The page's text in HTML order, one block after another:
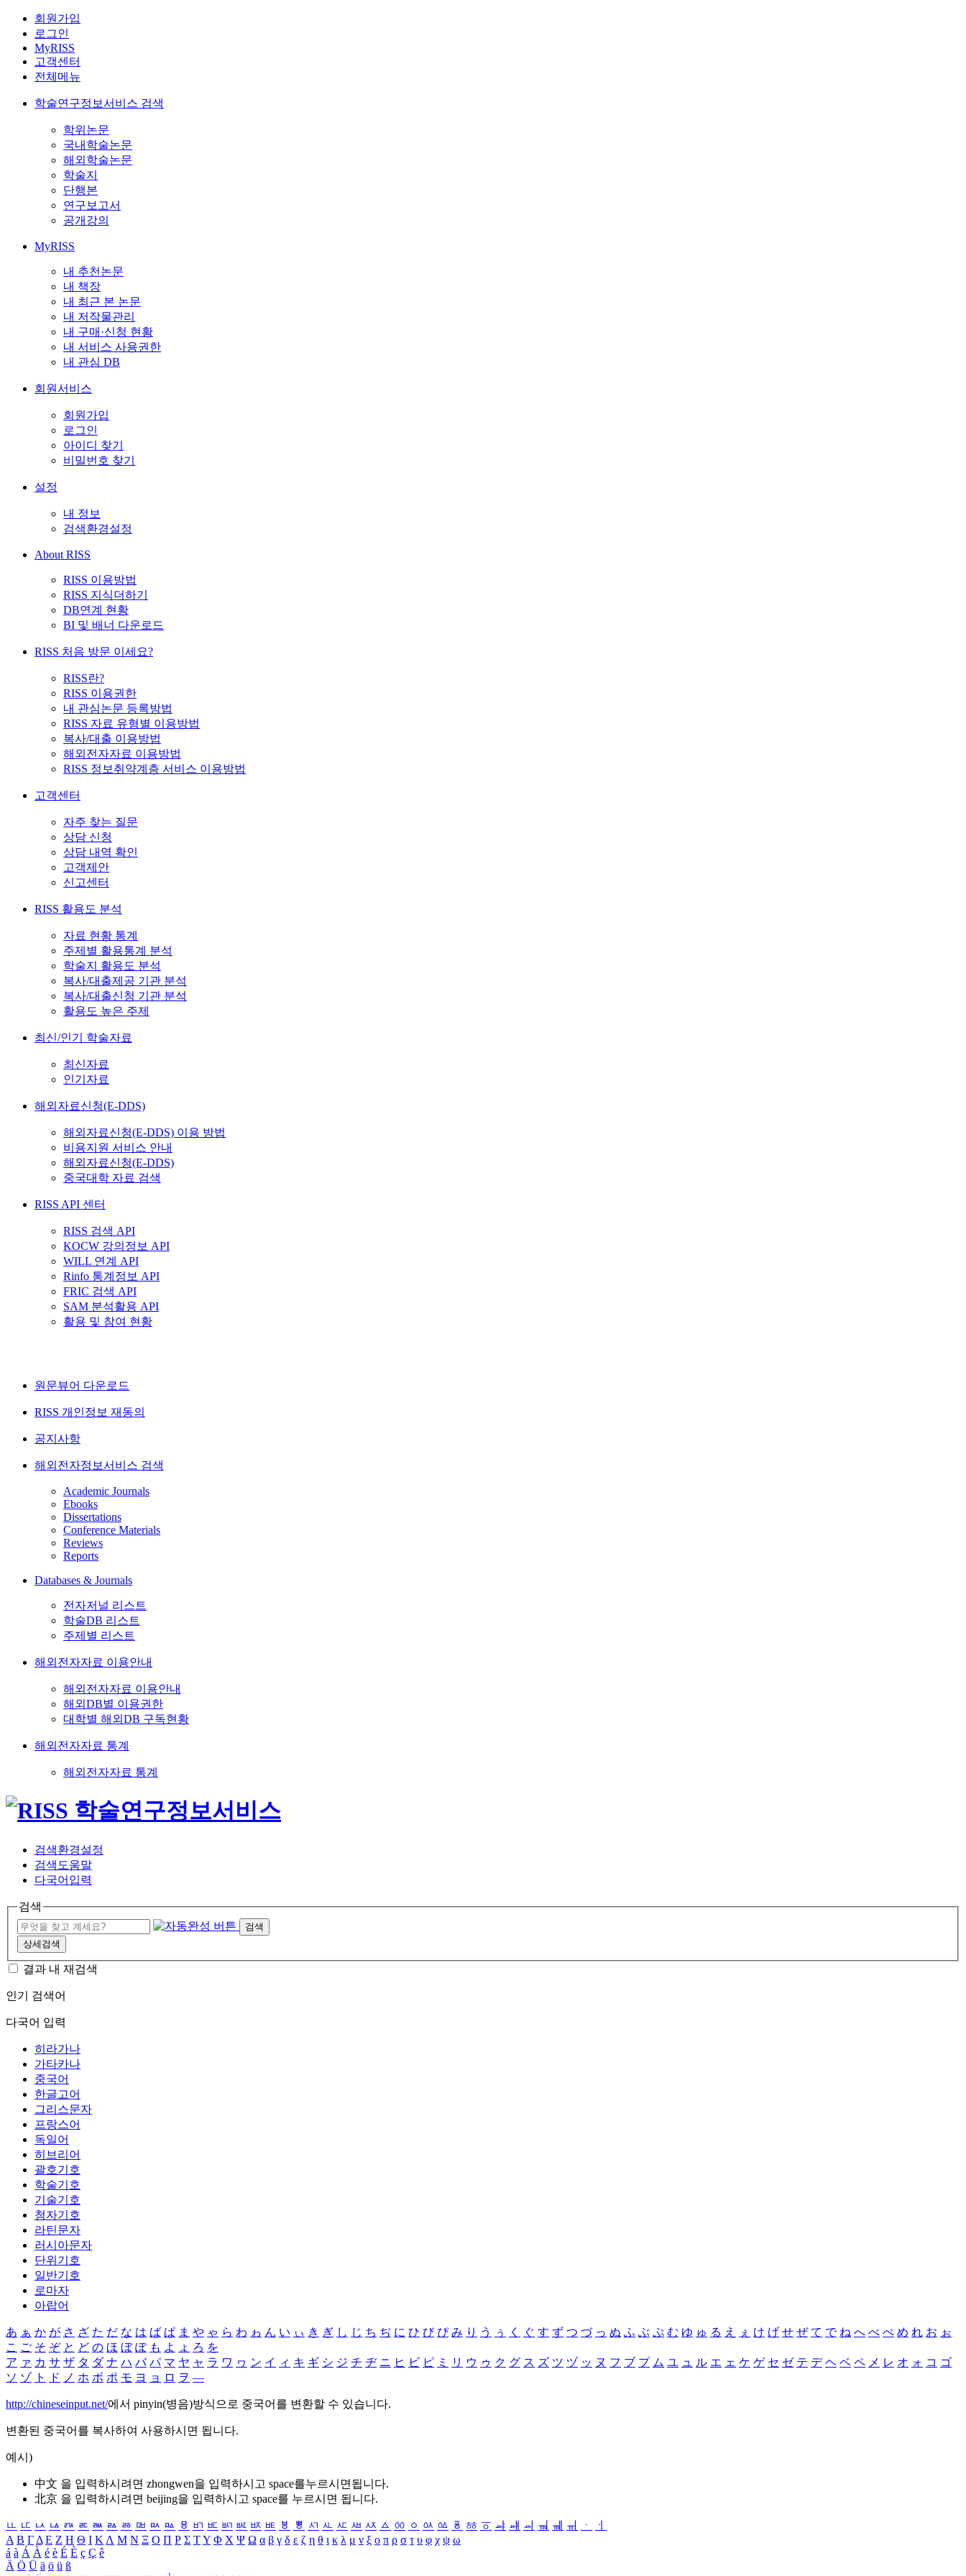
회원가입
로그인
MyRISS
고객센터
전체메뉴
학술연구정보서비스 검색
학위논문
국내학술논문
해외학술논문
학술지
단행본
연구보고서
공개강의
MyRISS
내 추천논문
내 책장
내 최근 본 논문
내 저작물관리
내 구매·신청 현황
내 서비스 사용권한
내 관심 DB
회원서비스
회원가입
로그인
아이디 찾기
비밀번호 찾기
설정
내 정보
검색환경설정
About RISS
RISS 이용방법
RISS 지식더하기
DB연계 현황
BI 및 배너 다운로드
RISS 처음 방문 이세요?
RISS란?
RISS 이용권한
내 관심논문 등록방법
RISS 자료 유형별 이용방법
복사/대출 이용방법
해외전자자료 이용방법
RISS 정보취약계층 서비스 이용방법
고객센터
자주 찾는 질문
상담 신청
상담 내역 확인
고객제안
신고센터
RISS 활용도 분석
자료 현황 통계
주제별 활용통계 분석
학술지 활용도 분석
복사/대출제공 기관 분석
복사/대출신청 기관 분석
활용도 높은 주제
최신/인기 학술자료
최신자료
인기자료
해외자료신청(E-DDS)
해외자료신청(E-DDS) 이용 방법
비용지원 서비스 안내
해외자료신청(E-DDS)
중국대학 자료 검색
RISS API 센터
RISS 검색 API
KOCW 강의정보 API
WILL 연계 API
Rinfo 통계정보 API
FRIC 검색 API
SAM 분석활용 API
활용 및 참여 현황
원문뷰어 다운로드
RISS 개인정보 재동의
공지사항
해외전자정보서비스 검색
Academic Journals
Ebooks
Dissertations
Conference Materials
Reviews
Reports
Databases & Journals
전자저널 리스트
학술DB 리스트
주제별 리스트
해외전자자료 이용안내
해외전자자료 이용안내
해외DB별 이용권한
대학별 해외DB 구독현황
해외전자자료 통계
해외전자자료 통계
검색환경설정
검색도움말
다국어입력
검색
검색
상세검색
결과 내 재검색
인기 검색어
다국어 입력
히라가나
가타카나
중국어
한글고어
그리스문자
프랑스어
독일어
히브리어
괄호기호
학술기호
기술기호
첨자기호
라틴문자
러시아문자
단위기호
일반기호
로마자
아랍어
あ ぁ か が さ ざ た だ な は ば ぱ ま や ゃ ら わ ゎ ん い ぃ き ぎ し じ ち ぢ に ひ び ぴ み り う ぅ く ぐ す ず つ づ っ ぬ ふ ぶ ぷ む ゆ ゅ る え ぇ け げ せ ぜ て で ね へ べ ぺ め れ お ぉ
こ ご そ ぞ と ど の ほ ぼ ぽ も よ ょ ろ を
ア ァ カ サ ザ タ ダ ナ ハ バ パ マ ヤ ャ ラ ワ ヮ ン イ ィ キ ギ シ ジ チ ヂ ニ ヒ ビ ピ ミ リ ウ ゥ ク グ ス ズ ツ ヅ ッ ヌ フ ブ プ ム ユ ュ ル エ ェ ケ ゲ セ ゼ テ デ ヘ ベ ペ メ レ オ ォ コ ゴ
ソ ゾ ト ド ノ ホ ボ ポ モ ヨ ョ ロ ヲ ―
http://chineseinput.net/에서 pinyin(병음)방식으로 중국어를 변환할 수 있습니다.
변환된 중국어를 복사하여 사용하시면 됩니다.
예시)
中文 을 입력하시려면 zhongwen을 입력하시고 space를누르시면됩니다.
北京 을 입력하시려면 beijing을 입력하시고 space를 누르시면 됩니다.
ㅥ ㅦ ㅧ ㅨ ㅩ ㅪ ㅫ ㅬ ㅭ ㅮ ㅯ ㅰ ㅱ ㅲ ㅳ ㅴ ㅵ ㅶ ㅷ ㅸ ㅹ ㅺ ㅻ ㅼ ㅽ ㅾ ㅿ ㆀ ㆁ ㆂ ㆃ ㆄ ㆅ ㆆ ㆇ ㆈ ㆉ ㆊ ㆋ ㆌ ㆍ
ㆎ
Α Β ΓΔ Ε Ζ Η Θ Ι ΚΛ Μ Ν Ξ Ο Π Ρ Σ ΤΥ Φ Χ Ψ Ω α β γ δ ε ζ η θ ι κ λ μ ν ξ ο π ρ σ τ υ φ χ ψ ω
á à Á À é è É È ç Ç ê
Ä Ö Ü ä ö ü ß